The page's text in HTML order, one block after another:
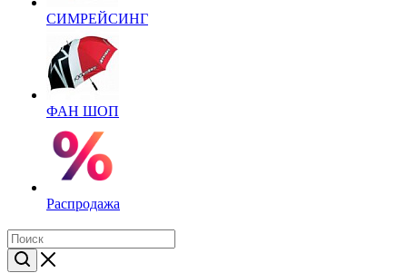
СИМРЕЙСИНГ
ФАН ШОП
Распродажа